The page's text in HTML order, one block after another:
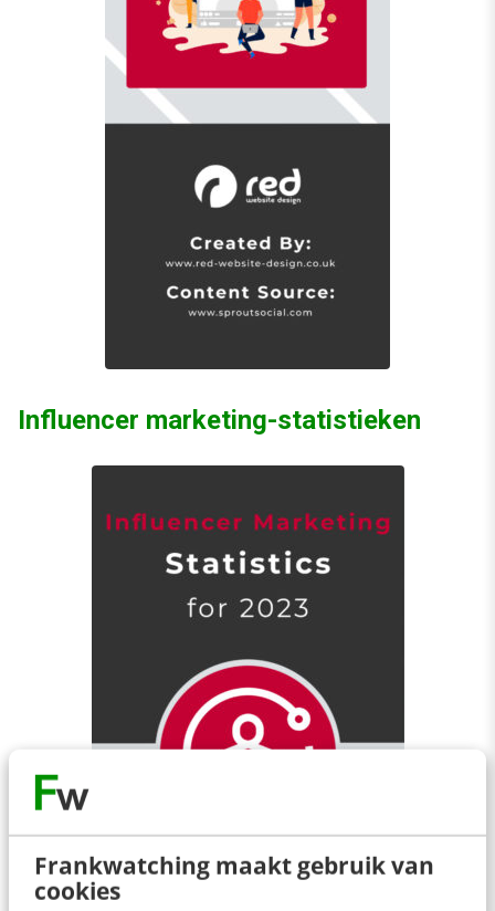
Frankwatching maakt gebruik van
cookies
Influencer marketing-statistieken